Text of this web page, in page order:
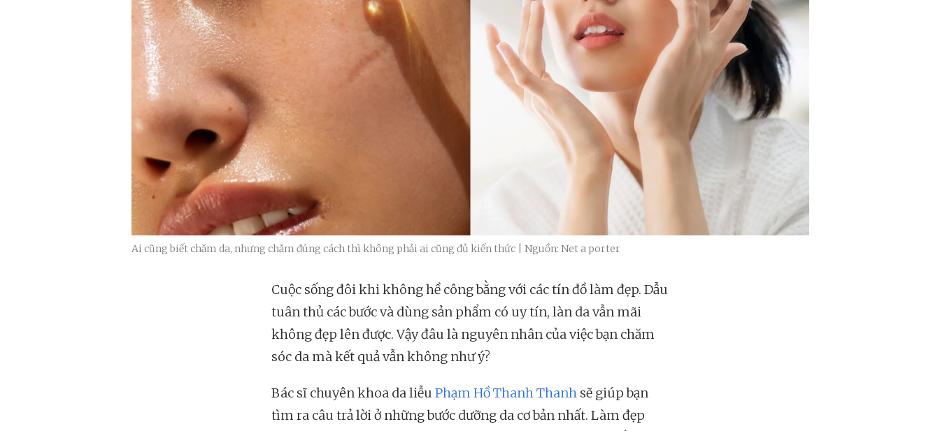
Ai cũng biết chăm da, nhưng chăm đúng cách thì không phải ai cũng đủ kiến thức | Nguồn: Net a porter
Cuộc sống đôi khi không hề công bằng với các tín đồ làm đẹp. Dẫu
tuân thủ các bước và dùng sản phẩm có uy tín, làn da vẫn mãi
không đẹp lên được. Vậy đâu là nguyên nhân của việc bạn chăm
sóc da mà kết quả vẫn không như ý?
Bác sĩ chuyên khoa da liễu Phạm Hồ Thanh Thanh sẽ giúp bạn
tìm ra câu trả lời ở những bước dưỡng da cơ bản nhất. Làm đẹp